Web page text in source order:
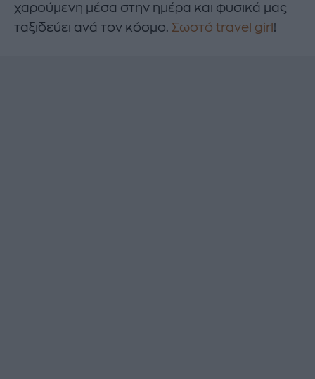
χαρούμενη μέσα στην ημέρα και φυσικά μας
ταξιδεύει ανά τον κόσμο. Σωστό travel girl !